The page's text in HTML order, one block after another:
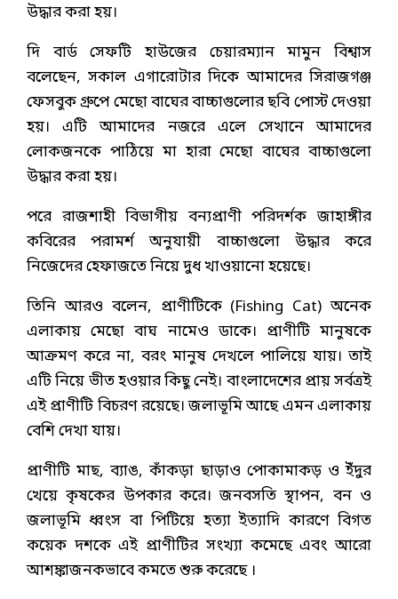
উদ্ধার করা হয়।
দি বার্ড সেফটি হাউজের চেয়ারম্যান মামুন বিশ্বাস
বলেছেন, সকাল এগারোটার দিকে আমাদের সিরাজগঞ্জ
ফেসবুক গ্রুপে মেছো বাঘের বাচ্চাগুলোর ছবি পোস্ট দেওয়া
হয়। এটি আমাদের নজরে এলে সেখানে আমাদের
লোকজনকে পাঠিয়ে মা হারা মেছো বাঘের বাচ্চাগুলো
উদ্ধার করা হয়।
পরে রাজশাহী বিভাগীয় বন্যপ্রাণী পরিদর্শক জাহাঙ্গীর
কবিরের পরামর্শ অনুযায়ী বাচ্চাগুলো উদ্ধার করে
নিজেদের হেফাজতে নিয়ে দুধ খাওয়ানো হয়েছে।
তিনি আরও বলেন, প্রাণীটিকে (Fishing Cat) অনেক
এলাকায় মেছো বাঘ নামেও ডাকে। প্রাণীটি মানুষকে
আক্রমণ করে না, বরং মানুষ দেখলে পালিয়ে যায়। তাই
এটি নিয়ে ভীত হওয়ার কিছু নেই। বাংলাদেশের প্রায় সর্বত্রই
এই প্রাণীটি বিচরণ রয়েছে। জলাভূমি আছে এমন এলাকায়
বেশি দেখা যায়।
প্রাণীটি মাছ, ব্যাঙ, কাঁকড়া ছাড়াও পোকামাকড় ও ইঁদুর
খেয়ে কৃষকের উপকার করে। জনবসতি স্থাপন, বন ও
জলাভূমি ধ্বংস বা পিটিয়ে হত্যা ইত্যাদি কারণে বিগত
কয়েক দশকে এই প্রাণীটির সংখ্যা কমেছে এবং আরো
আশঙ্কাজনকভাবে কমতে শুরু করেছে ।